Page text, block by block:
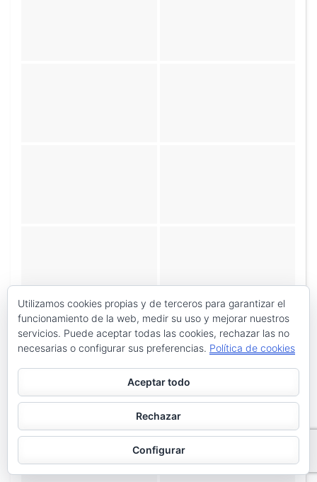
Utilizamos cookies propias y de terceros para garantizar el
funcionamiento de la web, medir su uso y mejorar nuestros
servicios. Puede aceptar todas las cookies, rechazar las no
necesarias o configurar sus preferencias. Política de cookies
Aceptar todo
Rechazar
Configurar